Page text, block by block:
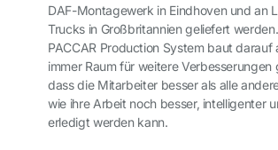
DAF-Montagewerk in Eindhoven und an
Trucks in Großbritannien geliefert
PACCAR Production System baut darauf
immer Raum für weitere Verbesserungen
dass die Mitarbeiter besser als alle
wie ihre Arbeit noch besser, intelligenter
erledigt werden kann.